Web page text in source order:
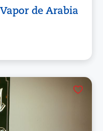
de Arabia